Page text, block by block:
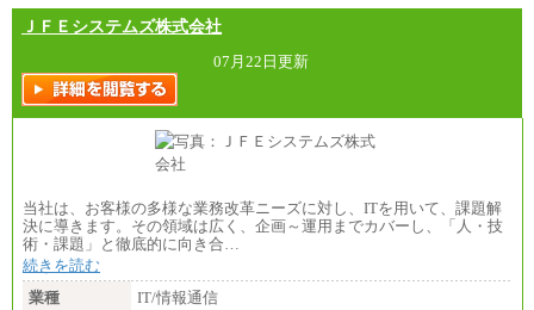
ＪＦＥシステムズ株式会社
07月22日更新
当社は、お客様の多様な業務改革ニーズに対し、ITを用いて、課題解
決に導きます。その領域は広く、企画～運用までカバーし、「人・技
術・課題」と徹底的に向き合…
続きを読む
業種
IT/情報通信